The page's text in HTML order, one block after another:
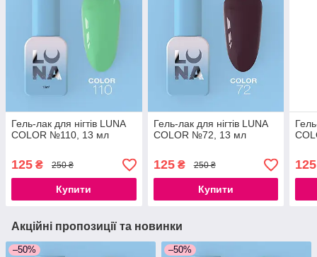
Гель-лак для нігтів LUNA
COLOR №110, 13 мл
125 ₴ 250 ₴
Купити
Гель-лак для нігтів LUNA
COLOR №72, 13 мл
125₴ 250 ₴
Купити
125
Акційні пропозиції та новинки
–50% –50%